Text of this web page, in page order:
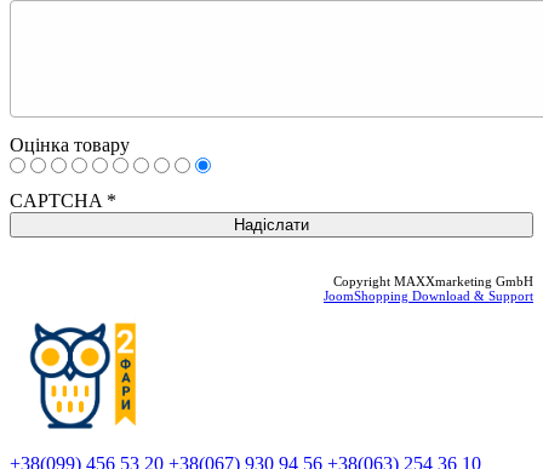
Оцінка товару
CAPTCHA *
Copyright MAXXmarketing GmbH
JoomShopping Download & Support
+38(099) 456 53 20 +38(067) 930 94 56 +38(063) 254 36 10